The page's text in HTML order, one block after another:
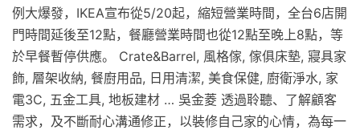
例大爆發，IKEA宣布從5/20起，縮短營業時間，全台6店開
門時間延後至12點，餐廳營業時間也從12點至晚上8點，等
於早餐暫停供應。 Crate&Barrel, 風格傢, 傢俱床墊, 寢具家
飾, 層架收納, 餐廚用品, 日用清潔, 美食保健, 廚衛淨水, 家
電3C, 五金工具, 地板建材 … 吳金菱 透過聆聽、了解顧客
需求，及不斷耐心溝通修正，以裝修自己家的心情，為每一